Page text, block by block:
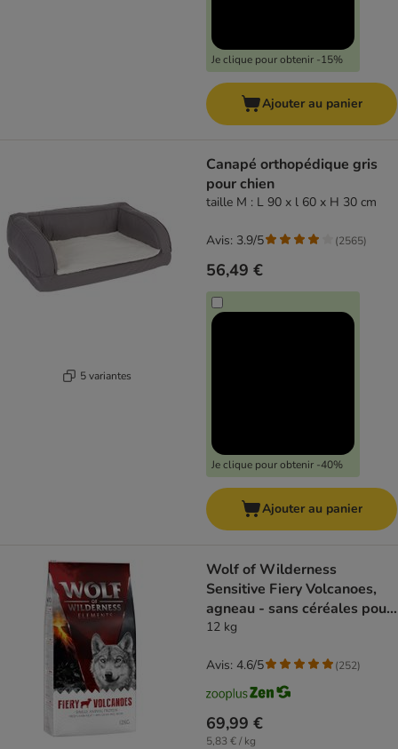
Je clique pour obtenir -15%
Ajouter au panier
5 variantes
Canapé orthopédique gris
pour chien
taille M : L 90 x l 60 x H 30 cm
56,49 €
Je clique pour obtenir -40%
Avis: 3.9/5 (2565)
Ajouter au panier
Wolf of Wilderness
Sensitive Fiery Volcanoes,
agneau - sans céréales pour
chien
12 kg
69,99 €
5,83 € / kg
Avis: 4.6/5 (252)